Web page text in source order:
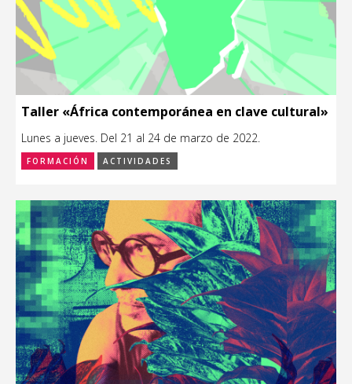
Taller «África contemporánea en clave cultural»
Lunes a jueves. Del 21 al 24 de marzo de 2022.
FORMACIÓN ACTIVIDADES